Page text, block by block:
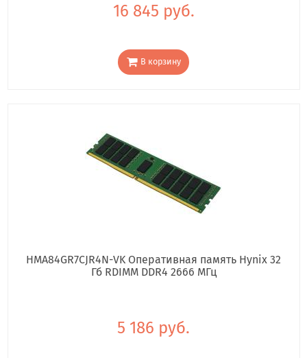
16 845 руб.
В корзину
HMA84GR7CJR4N-VK Оперативная память Hynix 32
Гб RDIMM DDR4 2666 МГц
5 186 руб.